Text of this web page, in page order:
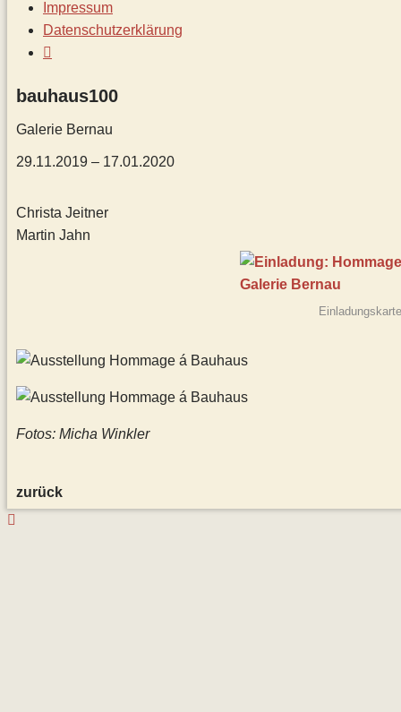
Impressum
Datenschutz­erklärung
bauhaus100
Galerie Bernau
29.11.2019 – 17.01.2020
Christa Jeitner
Martin Jahn
Fotos: Micha Winkler
zurück